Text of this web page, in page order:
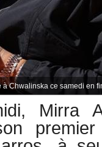
Chwalinska ce samedi en
Mirra